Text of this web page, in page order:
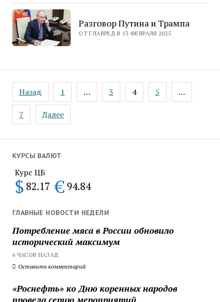
КУРСЫ ВАЛЮТ
Курс ЦБ
$ 82.17 € 94.84
ГЛАВНЫЕ НОВОСТИ НЕДЕЛИ
Потребление мяса в России обновило
исторический максимум
6 ЧАСОВ НАЗАД
Оставить комментарий
«Роснефть» ко Дню коренных народов
провела серию мероприятий
Разговор Путина и Трампа
ОТ ГЛАВРЕД В 13 ФЕВРАЛЯ 2025
Пагинация
записей
Назад 1 … 3 4 5 …
7 Далее